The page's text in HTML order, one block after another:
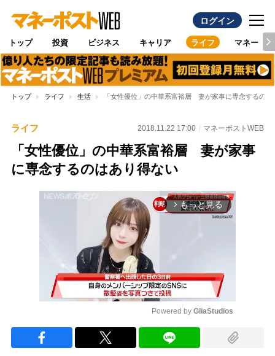
ログイン
トップ 投資 ビジネス キャリア ライフ マネー
トップ ライフ 生活 「女性優位」の中華系富裕層 妻が家事に専念するのは
ライフ 2018.11.22 17:00 マネーポストWEB
「女性優位」の中華系富裕層 妻が家事
に専念するのはあり得ない
arrow_forward_ios もっと見る
Powered by GliaStudios